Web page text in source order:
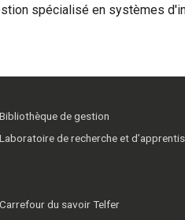
spécialisé en systèmes
Bibliothèque de gestion
Laboratoire de recherche et
Carrefour du savoir Telfer